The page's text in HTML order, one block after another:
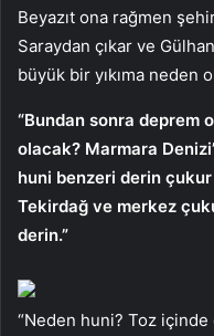
Beyazıt ona rağmen
Saraydan çıkar ve
büyük bir yıkıma neden
“Bundan sonra deprem
olacak? Marmara
huni benzeri derin çukur
Tekirdağ ve merkez
derin.”
“Neden huni? Toz